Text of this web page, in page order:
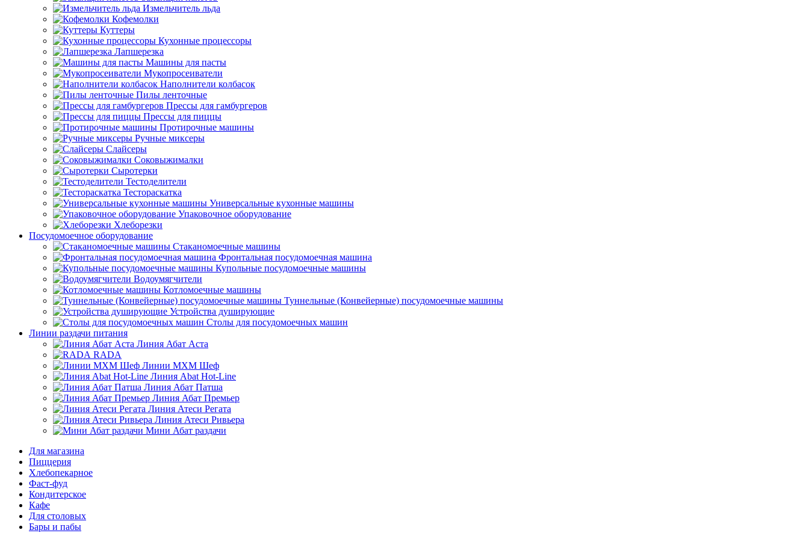
Измельчитель льда
Кофемолки
Куттеры
Кухонные процессоры
Лапшерезка
Машины для пасты
Мукопросеиватели
Наполнители колбасок
Пилы ленточные
Прессы для гамбургеров
Прессы для пиццы
Протирочные машины
Ручные миксеры
Слайсеры
Соковыжималки
Сыротерки
Тестоделители
Тестораскатка
Универсальные кухонные машины
Упаковочное оборудование
Хлеборезки
Посудомоечное оборудование
Стаканомоечные машины
Фронтальная посудомоечная машина
Купольные посудомоечные машины
Водоумягчители
Котломоечные машины
Туннельные (Конвейерные) посудомоечные машины
Устройства душирующие
Столы для посудомоечных машин
Линии раздачи питания
Линия Абат Аста
RADA
Линии МХМ Шеф
Линия Abat Hot-Line
Линия Абат Патша
Линия Абат Премьер
Линия Атеси Регата
Линия Атеси Ривьера
Мини Абат раздачи
Для магазина
Пиццерия
Хлебопекарное
Фаст-фуд
Кондитерское
Кафе
Для столовых
Бары и пабы